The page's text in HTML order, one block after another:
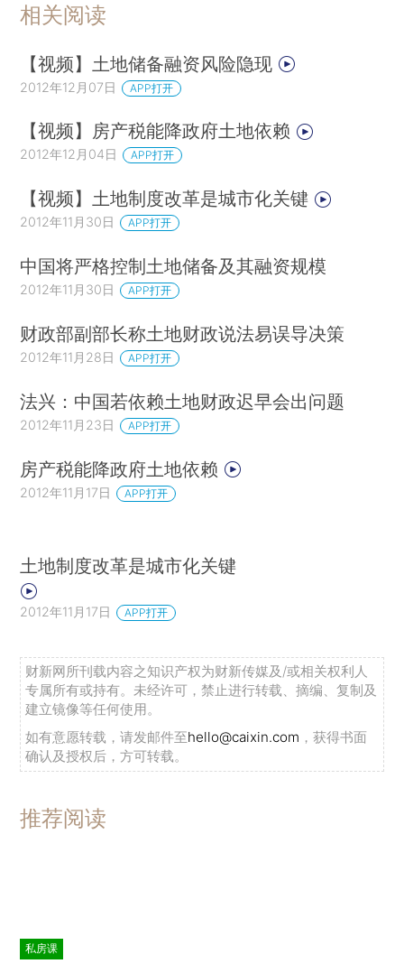
相关阅读
【视频】土地储备融资风险隐现
2012年12月07日 APP打开
【视频】房产税能降政府土地依赖
2012年12月04日 APP打开
【视频】土地制度改革是城市化关键
2012年11月30日 APP打开
中国将严格控制土地储备及其融资规模
2012年11月30日 APP打开
财政部副部长称土地财政说法易误导决策
2012年11月28日 APP打开
法兴：中国若依赖土地财政迟早会出问题
2012年11月23日 APP打开
房产税能降政府土地依赖
2012年11月17日 APP打开
土地制度改革是城市化关键
2012年11月17日 APP打开
财新网所刊载内容之知识产权为财新传媒及/或相关权利人
专属所有或持有。未经许可，禁止进行转载、摘编、复制及
建立镜像等任何使用。
如有意愿转载，请发邮件至hello@caixin.com ，获得书面
确认及授权后，方可转载。
推荐阅读
私房课